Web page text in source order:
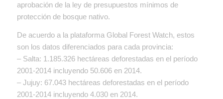
aprobación de la ley de presupuestos mínimos de
protección de bosque nativo.
De acuerdo a la plataforma Global Forest Watch, estos
son los datos diferenciados para cada provincia:
– Salta: 1.185.326 hectáreas deforestadas en el período
2001-2014 incluyendo 50.606 en 2014.
– Jujuy: 67.043 hectáreas deforestadas en el período
2001-2014 incluyendo 4.030 en 2014.